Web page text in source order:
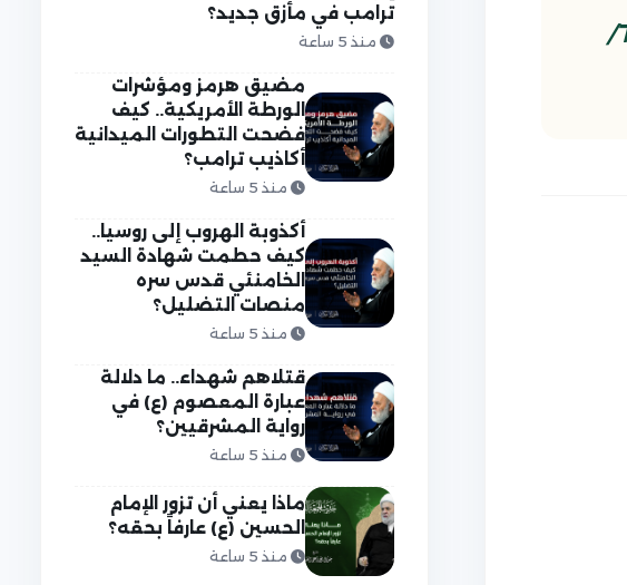
مقتطع من حديث الجمعة الديني في ١١ ذي الحجة ١٤٤٤ الموافق ٣٠/ ٦/
ترامب في مأزق جديد؟
منذ 5 ساعة
مضيق هرمز ومؤشرات
الورطة الأمريكية.. كيف
فضحت التطورات الميدانية
أكاذيب ترامب؟
منذ 5 ساعة
أكذوبة الهروب إلى روسيا..
كيف حطمت شهادة السيد
الخامنئي قدس سره
منصات التضليل؟
منذ 5 ساعة
قتلاهم شهداء.. ما دلالة
عبارة المعصوم (ع) في
رواية المشرقيين؟
منذ 5 ساعة
ماذا يعني أن تزور الإمام
الحسين (ع) عارفاً بحقه؟
منذ 5 ساعة